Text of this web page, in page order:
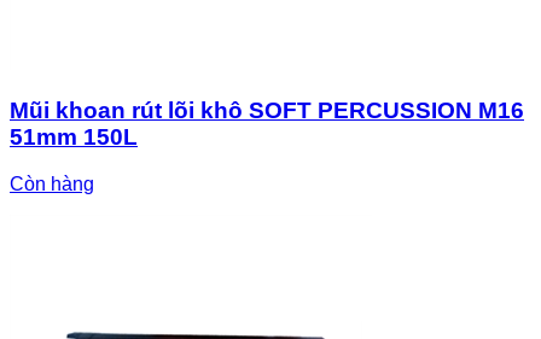
Mũi khoan rút lõi khô SOFT PERCUSSION M16
51mm 150L
Còn hàng